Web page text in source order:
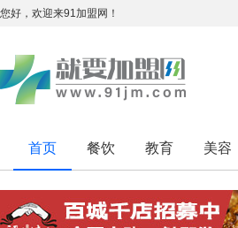
您好，欢迎来91加盟网！
首页 餐饮 教育 美容